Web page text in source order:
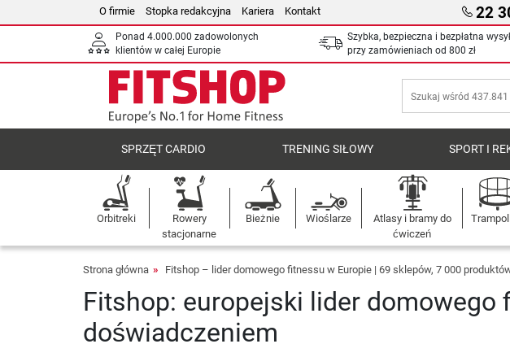
O firmie Stopka redakcyjna Kariera Kontakt 22
Ponad 4.000.000 zadowolonych
klientów w całej Europie
Szybka, bezpieczna i bezpłatna
przy zamówieniach od 800 zł
SPRZĘT CARDIO TRENING SIŁOWY SPORT I
Orbitreki
Rowery
stacjonarne
Bieżnie Wioślarze
Atlasy i bramy do
ćwiczeń
Strona główna Fitshop – lider domowego fitnessu w Europie | 69 sklepów, 7 000
Fitshop: europejski lider domowego
doświadczeniem